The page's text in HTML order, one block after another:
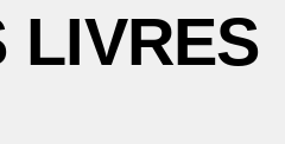
LIVRES